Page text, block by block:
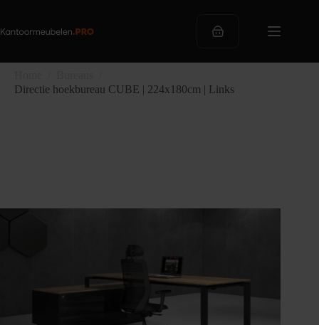
de
Winkelwagen
Directie hoekbureau CUBE | 224x180cm | Links